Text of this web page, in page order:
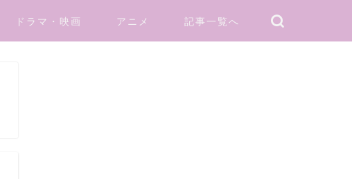
ドラマ・映画 アニメ 記事一覧へ